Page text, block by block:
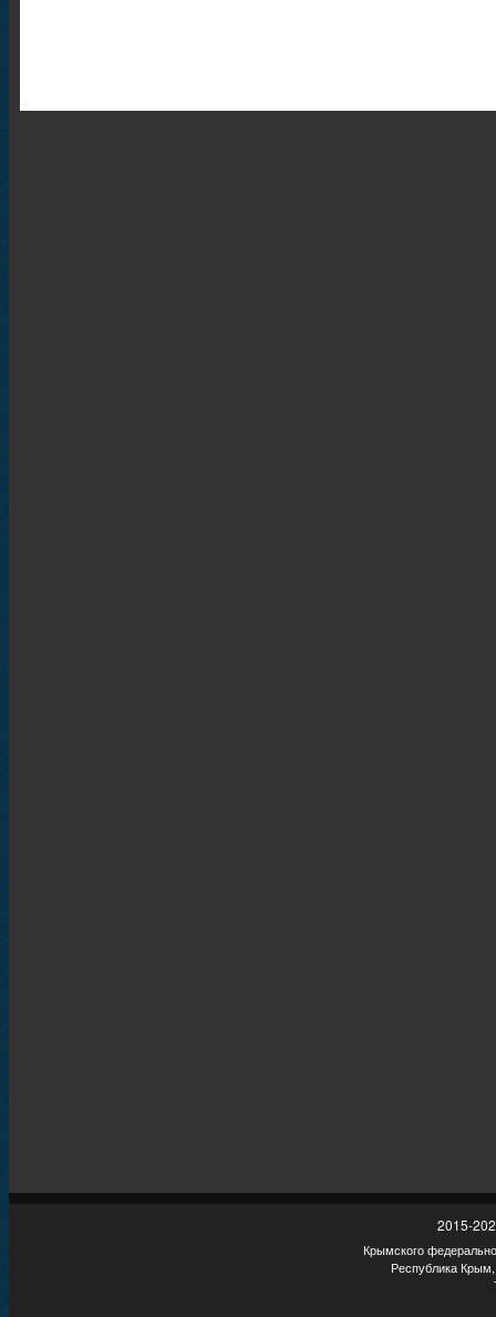
2015-
Крымского
Республика